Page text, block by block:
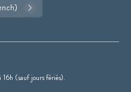
(sauf jours fériés).